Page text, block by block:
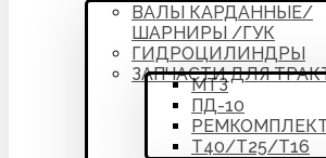
ВАЛЫ КАРДАННЫЕ/
ШАРНИРЫ /ГУК
ГИДРОЦИЛИНДРЫ
ЗАПЧАСТИ ДЛЯ
МТЗ
ПД-10
Т40/Т25/Т16